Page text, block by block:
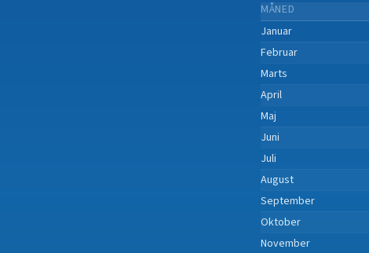
MÅNED
Januar
Februar
Marts
April
Maj
Juni
Juli
August
September
Oktober
November